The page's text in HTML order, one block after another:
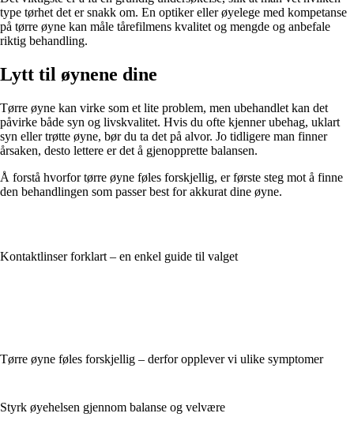
type tørhet det er snakk om. En optiker eller øyelege med kompetanse
på tørre øyne kan måle tårefilmens kvalitet og mengde og anbefale
riktig behandling.
Lytt til øynene dine
Tørre øyne kan virke som et lite problem, men ubehandlet kan det
påvirke både syn og livskvalitet. Hvis du ofte kjenner ubehag, uklart
syn eller trøtte øyne, bør du ta det på alvor. Jo tidligere man finner
årsaken, desto lettere er det å gjenopprette balansen.
Å forstå hvorfor tørre øyne føles forskjellig, er første steg mot å finne
den behandlingen som passer best for akkurat dine øyne.
Kontaktlinser forklart – en enkel guide til valget
Tørre øyne føles forskjellig – derfor opplever vi ulike symptomer
Styrk øyehelsen gjennom balanse og velvære